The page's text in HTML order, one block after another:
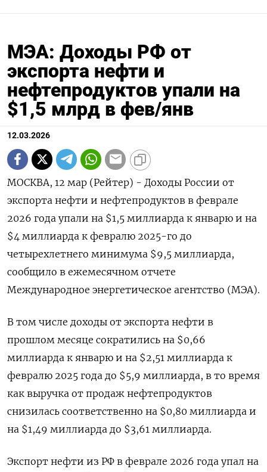
МЭА: Доходы РФ от
экспорта нефти и
нефтепродуктов упали на
$1,5 млрд в фев/янв
12.03.2026
МОСКВА, 12 мар (Рейтер) - Доходы России от
экспорта нефти и нефтепродуктов в феврале
2026 года упали на $1,5 миллиарда к январю и на
$4 миллиарда к ‌февралю 2025-го до
четырехлетнего минимума $9,5 миллиарда,
сообщило в ежемесячном отчете
Международное энергетическое агентство (МЭА).
В том числе доходы от экспорта нефти в
прошлом месяце сократились на $0,66 ​
миллиарда к январю ​и на $2,51 миллиарда ​к
февралю 2025 ⁠года до $5,9 миллиарда, в то время
как ‌выручка от продаж нефтепродуктов
снизилась ‌соответственно на $0,80 миллиарда и
на $1,49 миллиарда до $3,61 миллиарда.
Экспорт нефти из РФ в ​феврале 2026 года упал на